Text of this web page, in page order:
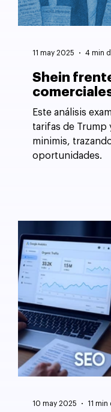
Shein
Este análisis
tarifas de Trump
minimis,
oportunidades.
11 may 2025 4 min
10 may 2025 11